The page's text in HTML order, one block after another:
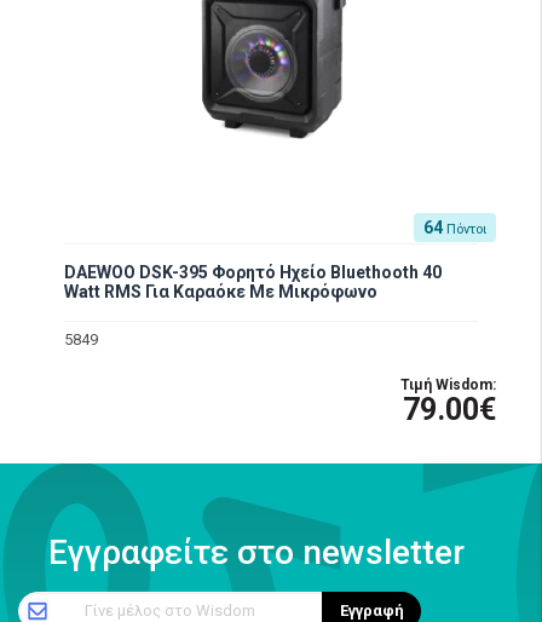
64 Πόντοι
DAEWOO DSK-395 Φορητό Ηχείο Bluethooth 40
Watt RMS Για Καραόκε Με Μικρόφωνο
5849
Τιμή Wisdom:
79.00€
Εγγραφείτε στο newsletter
Γίνε μέλος στο Wisdom Εγγραφή